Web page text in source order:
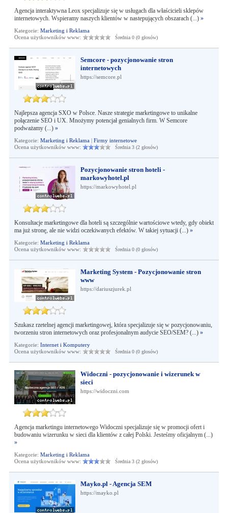
Agencja interaktywna Leox specjalizuje się w usługach dla właścicieli sklepów
internetowych. Wspieramy naszych klientów w nastepujących obszarach (...) »
Kategorie: Marketing i Reklama
Ocena użytkowników www:
Średnia 0 (0 głosów)
Semcore - pozycjonowanie stron
internetowych
https://semcore.pl
Najlepsza agencja SXO w Polsce. Nasze strategie marketingowe to unikalne
połączenie SEO i UX. Mnożymy potencjał genialnych firm. W Semcore
podważamy (...) »
Kategorie: Marketing i Reklama| Firmy internetowe
Ocena użytkowników www:
Średnia 3 (2 głosów)
Pozycjonowanie stron hoteli -
markowyhotel.pl
https://markowyhotel.pl
Konsultacje marketingowe dla hoteli są szczególnie wartościowe wtedy, gdy obiekt
ma już stronę, ale nie widzi oczekiwanych efektów. W takiej sytuacji (...) »
Kategorie: Marketing i Reklama
Ocena użytkowników www:
Średnia 0 (0 głosów)
Marketing System - Pozycjonowanie stron
www
https://dariuszjurek.pl
Szukasz rzetelnej agencji marketingowej, która specjalizuje się w pozycjonowaniu,
tworzeniu stron internetowych oraz profesjonalnym audycie SEO/SEM? (...) »
Kategorie: Internet i Komputery
Ocena użytkowników www:
Średnia 0 (0 głosów)
Widoczni - pozycjonowanie i wizerunek w
sieci
https://widoczni.com
Agencja marketingu internetowego Widoczni specjalizuje się w promocji ofert i
budowaniu wizerunku w sieci dla klientów z całej Polski. Jesteśmy oficjalnym (...)
»
Kategorie: Marketing i Reklama
Ocena użytkowników www:
Średnia 3 (2 głosów)
Mayko.pl - Agencja SEM
https://mayko.pl